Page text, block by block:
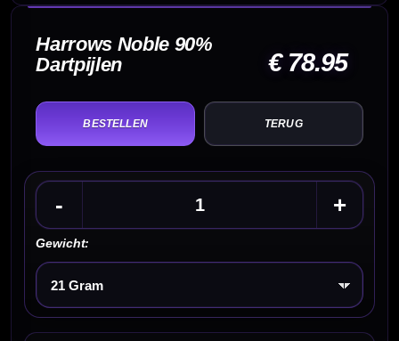
Harrows Noble 90%
Dartpijlen
€ 78.95
TERUG
- +
Gewicht:
Kies een optie